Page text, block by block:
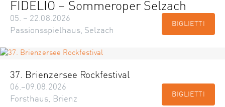
FIDELIO – Sommeroper Selzach
05. – 22.08.2026
Passionsspielhaus, Selzach
BIGLIETTI
37. Brienzersee Rockfestival
06.–09.08.2026
Forsthaus, Brienz
BIGLIETTI